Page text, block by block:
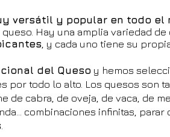
versátil y popular en todo el
Hay una amplia variedad
, y cada uno tiene su
del Queso y hemos
por todo lo alto. Los quesos son
de cabra, de oveja, de vaca, de
combinaciones infinitas, parar
.